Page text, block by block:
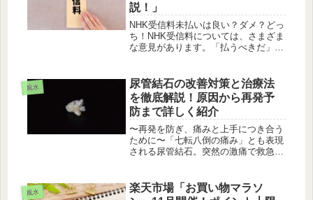
説！」
NHK受信料未払いは良い？ダメ？どっ
ち！NHK受信料については、さまざま
な意見があります。「払うべきだ」と
インターネットの普及や動画配信サー
ビスの増加により、「NHKを見な...
風水
尿管結石の改善対策と治療法
を徹底解説！原因から再発予
防まで詳しく紹介
〜再発を防ぎ、痛みと上手につき合う
ために〜「七転八倒の痛み」とも表現
される尿管結石。突然の激痛で救急外
いわれます。いったん発症すると再発
率も高いため、治療後の生活習慣改
風水
楽天市場「お買い物マラソ